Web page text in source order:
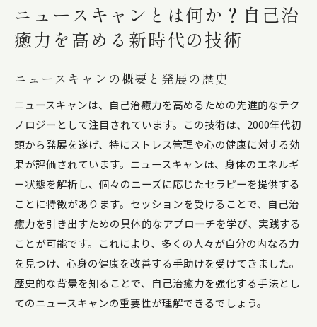
自己治癒力を引き出すためのニュースキャンの基本
メカニズムとは
ニュースキャンの機器とその特徴
自己治癒力を活性化する仕組み
ニュースキャンが身体に与える影響
健康維持におけるニュースキャンの役割
ニュースキャンの実践方法とその効果
ニュースキャン体験者が語る自己治癒力の向上とそ
の変化
体験者の声：ニュースキャンで感じた変化
ニュースキャンがもたらした生活の質の向上
ストレス軽減に対するニュースキャンの効果
体験者の具体的な健康改善事例
ニュースキャンとは何か？自己治
癒力を高める新時代の技術
ニュースキャンの概要と発展の歴史
ニュースキャンは、自己治癒力を高めるための先進的なテク
ノロジーとして注目されています。この技術は、2000年代初
頭から発展を遂げ、特にストレス管理や心の健康に対する効
果が評価されています。ニュースキャンは、身体のエネルギ
ー状態を解析し、個々のニーズに応じたセラピーを提供する
ことに特徴があります。セッションを受けることで、自己治
癒力を引き出すための具体的なアプローチを学び、実践する
ことが可能です。これにより、多くの人々が自分の内なる力
を見つけ、心身の健康を改善する手助けを受けてきました。
歴史的な背景を知ることで、自己治癒力を強化する手法とし
てのニュースキャンの重要性が理解できるでしょう。